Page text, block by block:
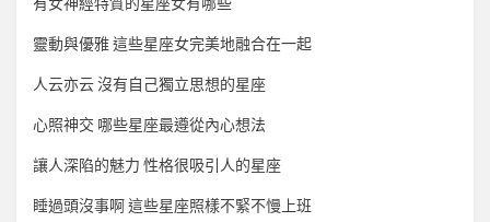
有女神經特質的星座女有哪些
靈動與優雅 這些星座女完美地融合在一起
人云亦云 沒有自己獨立思想的星座
心照神交 哪些星座最遵從內心想法
讓人深陷的魅力 性格很吸引人的星座
睡過頭沒事啊 這些星座照樣不緊不慢上班